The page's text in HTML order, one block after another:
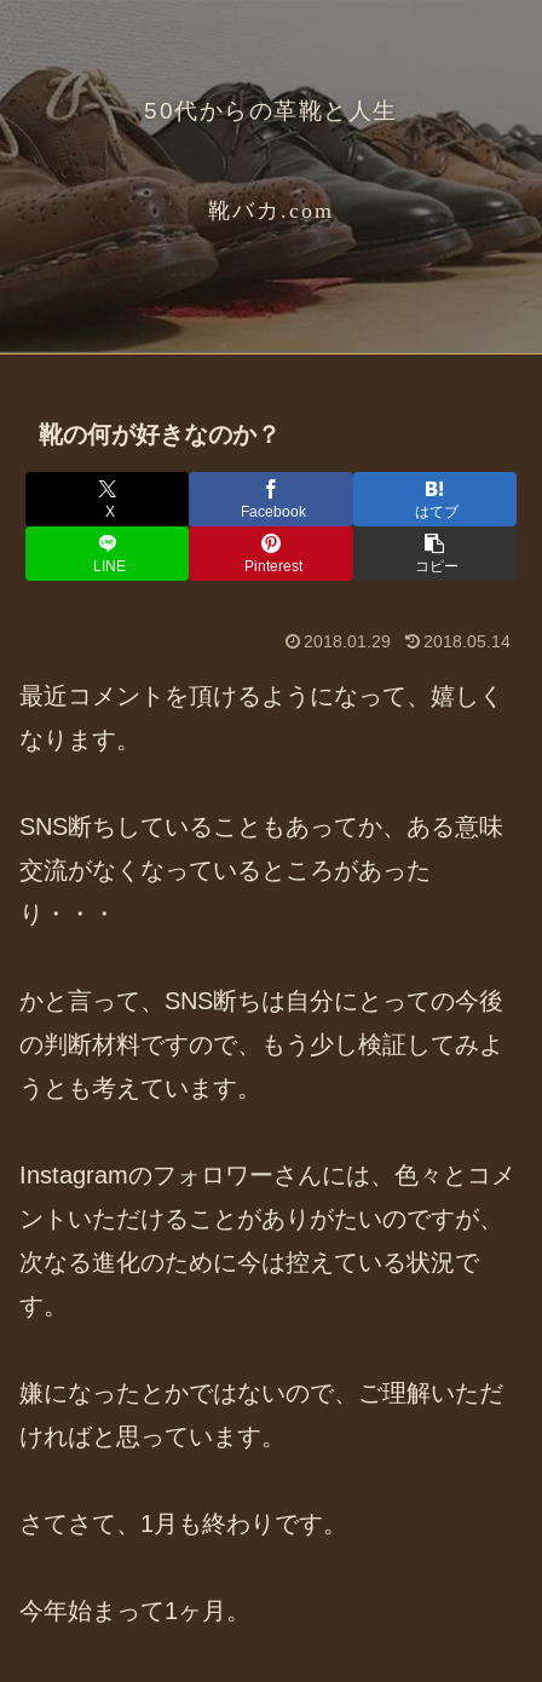
50代からの革靴と人生
靴バカ.com
靴の何が好きなのか？
X Facebook はてブ
LINE Pinterest コピー
2018.01.29 2018.05.14
最近コメントを頂けるようになって、嬉しく
なります。
SNS断ちしていることもあってか、ある意味
交流がなくなっているところがあった
り・・・
かと言って、SNS断ちは自分にとっての今後
の判断材料ですので、もう少し検証してみよ
うとも考えています。
Instagramのフォロワーさんには、色々とコメ
ントいただけることがありがたいのですが、
次なる進化のために今は控えている状況で
す。
嫌になったとかではないので、ご理解いただ
ければと思っています。
さてさて、1月も終わりです。
今年始まって1ヶ月。